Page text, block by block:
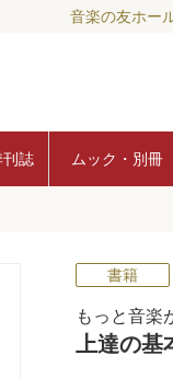
音楽の友ホー
刊誌 ムック・別冊
書籍
もっと音楽
上達の